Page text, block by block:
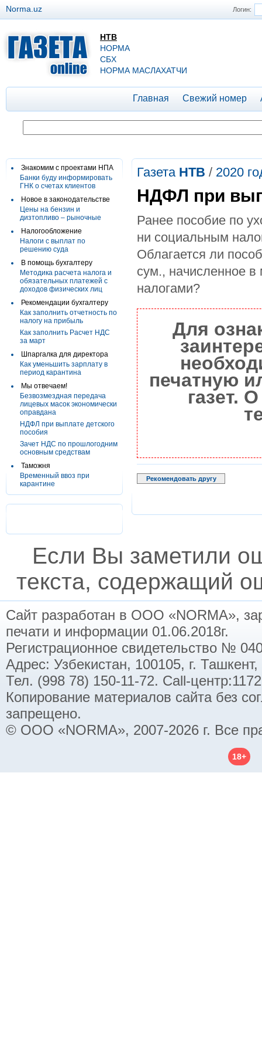
Логин:
Norma.uz
НТВ
НОРМА
СБХ
НОРМА МАСЛАХАТЧИ
Главная Свежий номер
Знакомим с проектами НПА
Банки буду информировать
ГНК о счетах клиентов
Новое в законодательстве
Цены на бензин и
дизтопливо – рыночные
Налогообложение
Налоги с выплат по
решению суда
В помощь бухгалтеру
Методика расчета налога и
обязательных платежей с
доходов физических лиц
Рекомендации бухгалтеру
Как заполнить отчетность по
налогу на прибыль
Как заполнить Расчет НДС
за март
Шпаргалка для директора
Как уменьшить зарплату в
период карантина
Мы отвечаем!
Безвозмездная передача
лицевых масок экономически
оправдана
НДФЛ при выплате детского
пособия
Зачет НДС по прошлогодним
основным средствам
Таможня
Временный ввоз при
карантине
Газета НТВ / 2020
НДФЛ при
Ранее пособие по
ни социальным
Облагается ли
сум., начисленное
налогами?
Для
печатную
газет.
Рекомендовать другу
Если Вы заметили
текста, содержащий
Сайт разработан в ООО «NORMA»,
печати и информации 01.06.2018г.
Регистрационное свидетельство №
Адрес: Узбекистан, 100105, г.
Тел. (998 78) 150-11-72. Call-
Копирование материалов сайта без
запрещено.
© ООО «NORMA», 2007-2026 г. Все
18+